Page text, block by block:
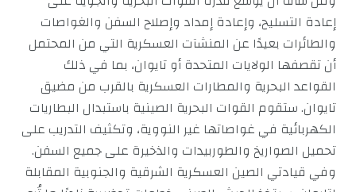
إعادة التسليح، وإعادة إمداد وإصلاح السفن والغواصات
والطائرات بعيدًا عن المنشآت العسكرية التي من المحتمل
أن تقصفها الولايات المتحدة أو تايوان، بما في ذلك
القواعد البحرية والمطارات العسكرية بالقرب من مضيق
تايوان. ستقوم القوات البحرية الصينية باستبدال البطاريات
الكهربائية في غواصاتها غير النووية، وتكثيف التدريب على
تحميل الصواريخ والطوربيدات والذخيرة على جميع السفن.
وفي قيادتي الصين العسكرية الشرقية والجنوبية المقابلة